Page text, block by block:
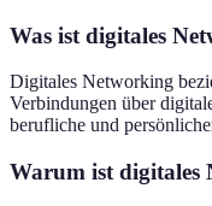
Was ist digitales
Digitales Networking
Verbindungen über
berufliche und
Warum ist digitales